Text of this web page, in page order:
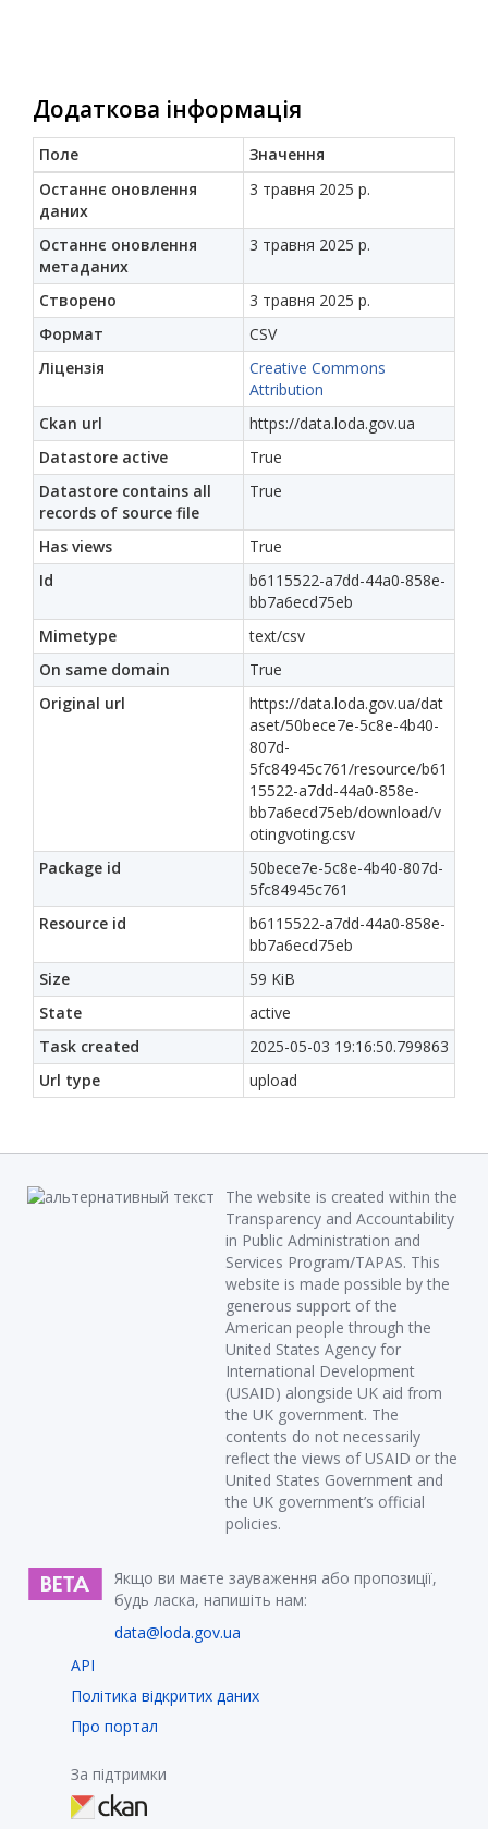
Додаткова інформація
Поле
Значення
Останнє оновлення
даних
3 травня 2025 р.
Останнє оновлення
метаданих
3 травня 2025 р.
Створено
3 травня 2025 р.
Формат
CSV
Ліцензія
Creative Commons
Attribution
Ckan url
https://data.loda.gov.ua
Datastore active
True
Datastore contains all
records of source file
True
Has views
True
Id
b6115522-a7dd-44a0-858e-
bb7a6ecd75eb
Mimetype
text/csv
On same domain
True
Original url
https://data.loda.gov.ua/dat
aset/50bece7e-5c8e-4b40-
807d-
5fc84945c761/resource/b61
15522-a7dd-44a0-858e-
bb7a6ecd75eb/download/v
otingvoting.csv
Package id
50bece7e-5c8e-4b40-807d-
5fc84945c761
Resource id
b6115522-a7dd-44a0-858e-
bb7a6ecd75eb
Size
59 KiB
State
active
Task created
2025-05-03 19:16:50.799863
Url type
upload
The website is created within the
Transparency and Accountability
in Public Administration and
Services Program/TAPAS. This
website is made possible by the
generous support of the
American people through the
United States Agency for
International Development
(USAID) alongside UK aid from
the UK government. The
contents do not necessarily
reflect the views of USAID or the
United States Government and
the UK government’s official
policies.
Якщо ви маєте зауваження або пропозиції,
будь ласка, напишіть нам:
data@loda.gov.ua
API
Політика відкритих даних
Про портал
За підтримки